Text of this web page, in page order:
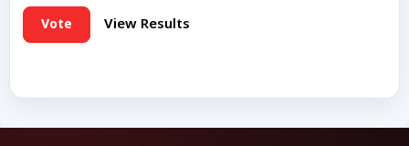
Vote View Results